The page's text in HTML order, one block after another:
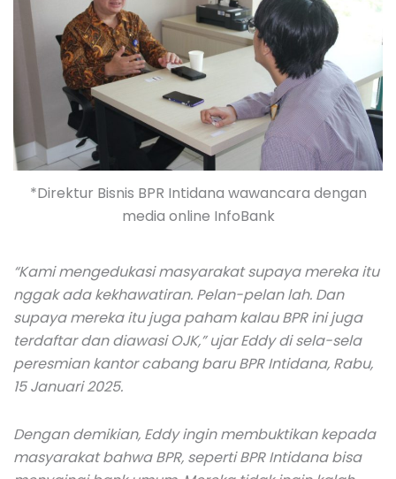
*Direktur Bisnis BPR Intidana wawancara dengan
media online InfoBank
“Kami mengedukasi masyarakat supaya mereka itu
nggak ada kekhawatiran. Pelan-pelan lah. Dan
supaya mereka itu juga paham kalau BPR ini juga
terdaftar dan diawasi OJK,” ujar Eddy di sela-sela
peresmian kantor cabang baru BPR Intidana, Rabu,
15 Januari 2025.
Dengan demikian, Eddy ingin membuktikan kepada
masyarakat bahwa BPR, seperti BPR Intidana bisa